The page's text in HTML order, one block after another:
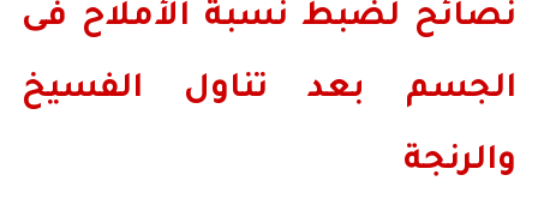
نصائح لضبط نسبة الأملاح فى
الجسم بعد تناول الفسيخ
والرنجة